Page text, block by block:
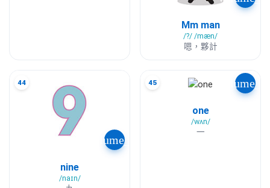
Mm man
/?/ /mæn/
嗯，夥計
44
volume_up
nine
/naɪn/
45
one
/wʌn/
一